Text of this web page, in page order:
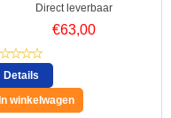
Direct leverbaar
€63,00
Details
In winkelwagen